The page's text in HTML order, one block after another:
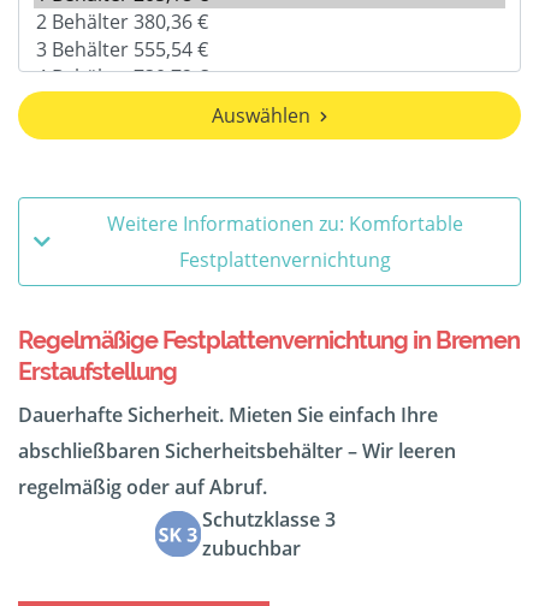
Auswählen
Weitere Informationen zu: Komfortable
Festplattenvernichtung
Regelmäßige Festplattenvernichtung in Bremen
Erstaufstellung
Dauerhafte Sicherheit. Mieten Sie einfach Ihre
abschließbaren Sicherheitsbehälter – Wir leeren
regelmäßig oder auf Abruf.
Schutzklasse 3
zubuchbar